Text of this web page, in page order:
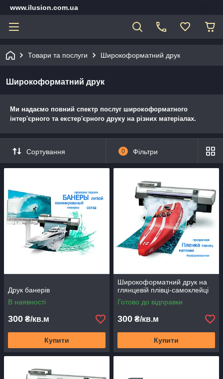
www.ilusion.com.ua
Товари та послуги Широкоформатний друк
Широкоформатний друк
Ми надаємо повний спектр послуг широкоформатного
інтер'єрного та екстер'єрного друку на різних матеріалах.
Сортування 0 Фільтри
Друк банерів
В наявності
300 ₴/кв.м
Купити
Широкоформатний друк на
глянцевій плівці-самоклейці
Готово до відправки
300 ₴/кв.м
Купити